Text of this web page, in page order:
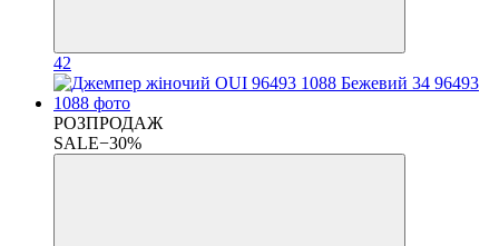
42
РОЗПРОДАЖ
SALE−30%